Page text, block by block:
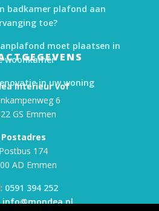
badkamer plafond aan
toe?
moet plaatsen in
woonkamer
in uw woning
Interieur vof
6
GS Emmen
Postadres
Postbus 174
AD Emmen
0591 394 252
info@mondea.nl